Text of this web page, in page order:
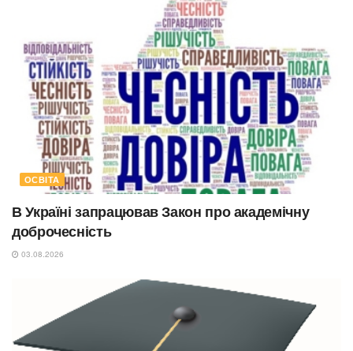
ОСВІТА
В Україні запрацював Закон про академічну
доброчесність
03.08.2026